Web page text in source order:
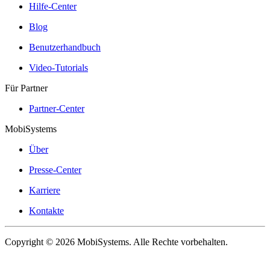
Hilfe-Center
Blog
Benutzerhandbuch
Video-Tutorials
Für Partner
Partner-Center
MobiSystems
Über
Presse-Center
Karriere
Kontakte
Copyright © 2026 MobiSystems. Alle Rechte vorbehalten.